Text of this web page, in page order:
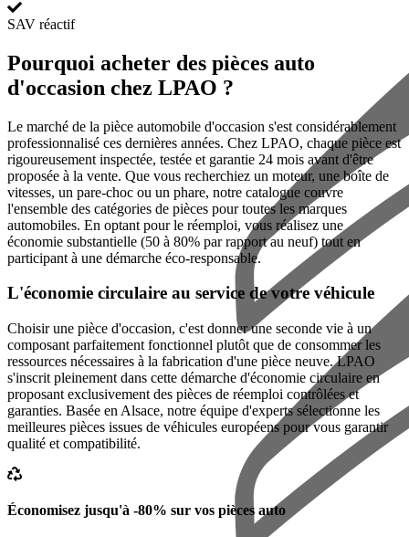
SAV réactif
Pourquoi acheter des pièces auto
d'occasion chez LPAO ?
Le marché de la pièce automobile d'occasion s'est considérablement
professionnalisé ces dernières années. Chez LPAO, chaque pièce est
rigoureusement inspectée, testée et garantie 24 mois avant d'être
proposée à la vente. Que vous recherchiez un moteur, une boîte de
vitesses, un pare-choc ou un phare, notre catalogue couvre
l'ensemble des catégories de pièces pour toutes les marques
automobiles. En optant pour le réemploi, vous réalisez une
économie substantielle (50 à 80% par rapport au neuf) tout en
participant à une démarche éco-responsable.
L'économie circulaire au service de votre véhicule
Choisir une pièce d'occasion, c'est donner une seconde vie à un
composant parfaitement fonctionnel plutôt que de consommer les
ressources nécessaires à la fabrication d'une pièce neuve. LPAO
s'inscrit pleinement dans cette démarche d'économie circulaire en
proposant exclusivement des pièces de réemploi contrôlées et
garanties. Basée en Alsace, notre équipe d'experts sélectionne les
meilleures pièces issues de véhicules européens pour vous garantir
qualité et compatibilité.
Économisez jusqu'à -80% sur vos pièces auto